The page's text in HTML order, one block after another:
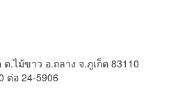
.ไม้ขาว อ.ถลาง จ.ภูเก็ต 83110
ต่อ 24-5906